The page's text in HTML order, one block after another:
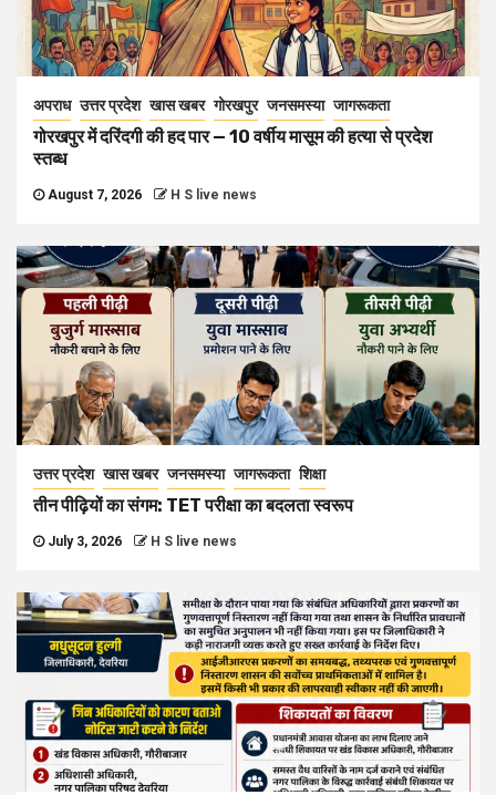
अपराध उत्तर प्रदेश खास खबर गोरखपुर जनसमस्या जागरूकता
गोरखपुर में दरिंदगी की हद पार — 10 वर्षीय मासूम की हत्या से प्रदेश
स्तब्ध
August 7, 2026 H S live news
उत्तर प्रदेश खास खबर जनसमस्या जागरूकता शिक्षा
तीन पीढ़ियों का संगम: TET परीक्षा का बदलता स्वरूप
July 3, 2026 H S live news